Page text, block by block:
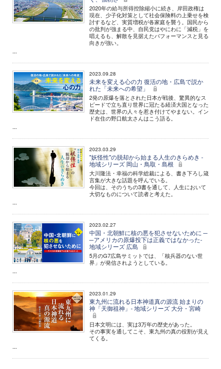
2020年の給与所得控除縮小に続き、岸田政権は
現在、少子化対策として社会保険料の上乗せを検
討するなど、実質増税が各家庭を襲う。国民から
の批判が強まる中、自民党はやにわに「減税」を
唱えるも、解散を見据えたパフォーマンスと見る
向きが強い。
...
2023.09.28
未来を変える心の力 復活の地・広島で説か
れた「未来への希望」
2発の原爆を落とされた日本が戦後、驚異的なス
ピードで立ち直り世界に冠たる経済大国となった
歴史は、世界の人々を惹き付けてやまない。イン
ド在住の野口航太さんはこう語る。
...
2023.03.29
"妖怪性"の脱却から始まる人生のきらめき -
地域シリーズ 岡山・鳥取・島根
大川隆法・幸福の科学総裁による、書き下ろし箴
言集が大きな話題を呼んでいる。
今回は、そのうちの3書を通して、人生において
大切なものについて読者と考えた。
...
2023.02.27
中国・北朝鮮に核の悪を犯させないために ─
─アメリカの原爆投下は正義ではなかった-
地域シリーズ 広島
5月のG7広島サミットでは、「核兵器のない世
界」が発信されようとしている。
...
2023.01.29
東九州に流れる日本神道真の源流 始まりの
神「天御祖神」- 地域シリーズ 大分・宮崎
日本文明には、実は3万年の歴史があった。
その事実を通してこそ、東九州の真の役割が見え
てくる。
...